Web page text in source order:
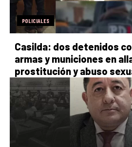
POLICIALES
Casilda: dos detenidos
armas y municiones en
prostitución y abuso